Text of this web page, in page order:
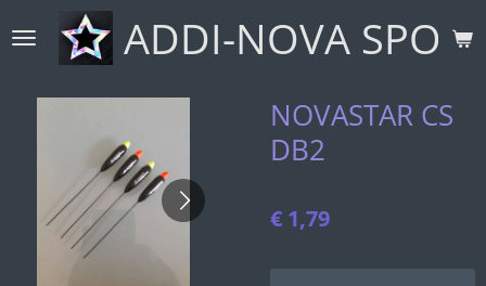
direct
ADDI-NOVA
NOVASTAR CS
DB2
€ 1,79